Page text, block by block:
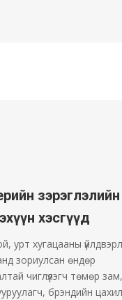
зэрэглэлийн
хэсгүүд
урт хугацааны
зориулсан өндөр
чиглүүлэгч төмөр
брэндийн